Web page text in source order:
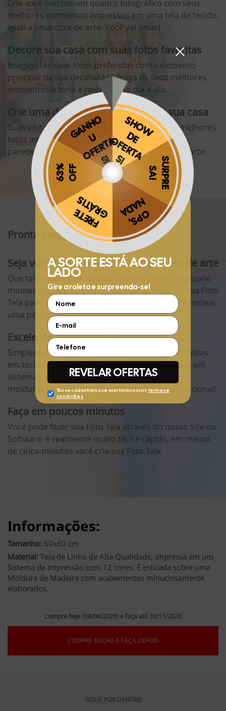
Crie você mesmo um quadro fotográfico com seus
melhores momentos impressos em uma tela de tecido,
igual a uma obra de arte. Você vai amar!
Decore sua casa com suas fotos favoritas
Imagina ter suas fotos preferidas como elemento
principal da sua decoração? Traga os seus melhores
momentos à tona e reviva-os no dia-a-dia.
Crie uma decoração especial para sua casa
Suas visitas ficarão surpresas ao verem suas melhores
fotos impressas em lindas telas e expostas nas
paredes da sua casa, como se fossem obras de arte.
Pronta para pendurar na parede
Seja você mesmo o autor da sua obra de arte
Que tal transformar aquela paisagem linda ou aquele
momento único que você fotografou, em um linda Foto
Tela para decorar sua casa ou mesmo para presentear
uma pessoa especial?
Excelente qualidade
Simplesmente perfeitas! Nossas Foto Telas são feitas
em tecido de Linho de alta qualidade, impressas em
sistemas de última tecnologia e aplicadas sobre
molduras de madeira super resistentes. É sensacional!
Faça em poucos minutos
Você pode fazer sua Foto Tela através do nosso Site ou
Software, é realmente muito fácil e rápido, em menos
de cinco minutos você cria sua Foto Tela.
Informações:
Tamanho: 60x60 cm
Material: Tela de Linho de Alta Qualidade, impressa em um
Sistema de Impressão com 12 cores. É esticada sobre uma
Moldura de Madeira com acabamentos minuciosamente
elaborados.
Compre hoje (08/08/2026) e faça até 30/11/2026
COMPRE AGORA E FAÇA DEPOIS
FIQUE POR DENTRO
Obrigado por se cadastrar na
Aproveite e receba as novidades e ofertas exclusivas da